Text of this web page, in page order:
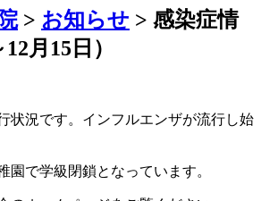
> お知らせ > 感染症情
月15日）
状況です。インフルエンザが流行し始
園で学級閉鎖となっています。